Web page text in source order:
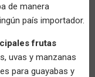
de manera
país importador.
frutas
uvas y manzanas
para guayabas y